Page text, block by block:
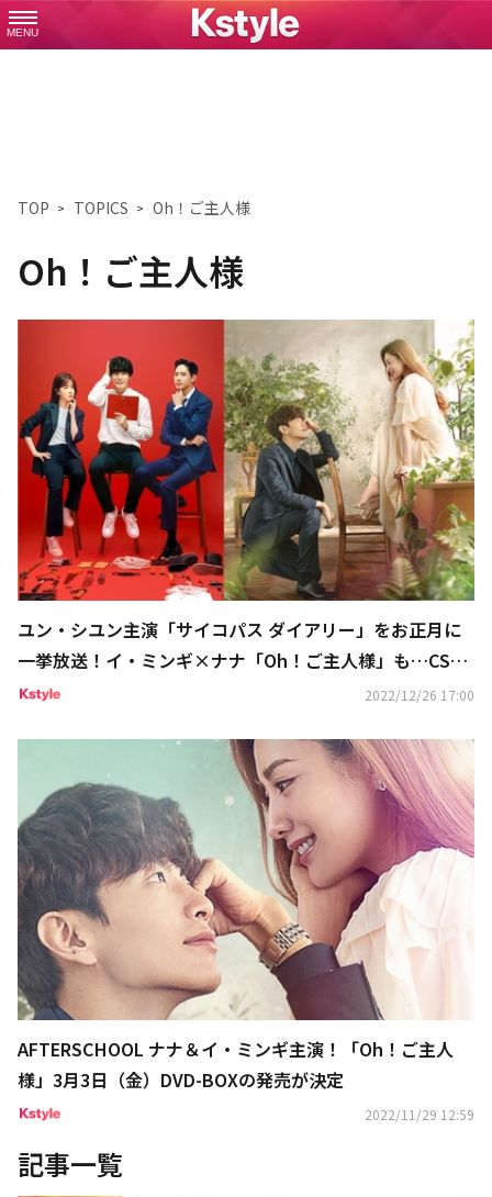
MENU
TOP TOPICS Oh！ご主人様
Oh！ご主人様
ユン・シユン主演「サイコパス ダイアリー」をお正月に
一挙放送！イ・ミンギ×ナナ「Oh！ご主人様」も…CSホ
ームドラマチャンネル1月のラインナップ
2022/12/26 17:00
AFTERSCHOOL ナナ＆イ・ミンギ主演！「Oh！ご主人
様」3月3日（金）DVD-BOXの発売が決定
2022/11/29 12:59
記事一覧